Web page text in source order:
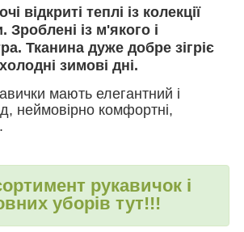
відкриті теплі із колекції
Зроблені із м'якого і
Тканина дуже добре зігріє
зимові дні.
мають елегантний і
неймовірно комфортні,
рукавичок і
уборів тут!!!